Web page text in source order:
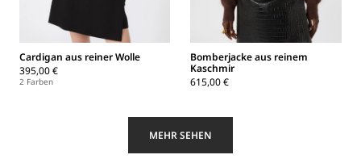
Cardigan aus reiner Wolle
395,00 €
2 Farben
Bomberjacke aus reinem
Kaschmir
615,00 €
MEHR SEHEN